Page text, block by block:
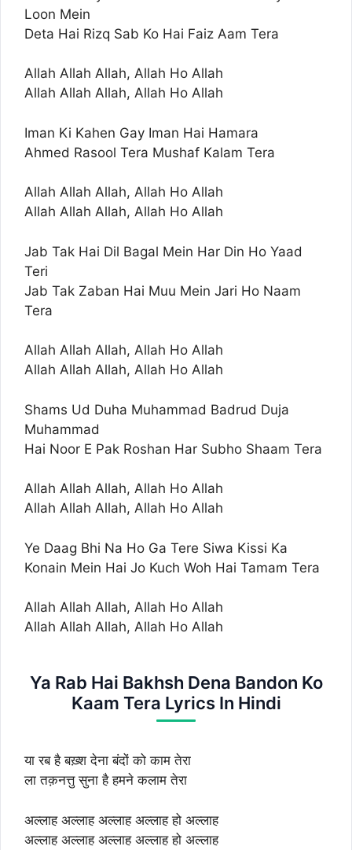
Loon Mein
Deta Hai Rizq Sab Ko Hai Faiz Aam Tera
Allah Allah Allah, Allah Ho Allah
Allah Allah Allah, Allah Ho Allah
Iman Ki Kahen Gay Iman Hai Hamara
Ahmed Rasool Tera Mushaf Kalam Tera
Allah Allah Allah, Allah Ho Allah
Allah Allah Allah, Allah Ho Allah
Jab Tak Hai Dil Bagal Mein Har Din Ho Yaad
Teri
Jab Tak Zaban Hai Muu Mein Jari Ho Naam
Tera
Allah Allah Allah, Allah Ho Allah
Allah Allah Allah, Allah Ho Allah
Shams Ud Duha Muhammad Badrud Duja
Muhammad
Hai Noor E Pak Roshan Har Subho Shaam Tera
Allah Allah Allah, Allah Ho Allah
Allah Allah Allah, Allah Ho Allah
Ye Daag Bhi Na Ho Ga Tere Siwa Kissi Ka
Konain Mein Hai Jo Kuch Woh Hai Tamam Tera
Allah Allah Allah, Allah Ho Allah
Allah Allah Allah, Allah Ho Allah
Ya Rab Hai Bakhsh Dena Bandon Ko
Kaam Tera Lyrics In Hindi
या रब है बख़्श देना बंदों को काम तेरा
ला तक़नत्तु सुना है हमने कलाम तेरा
अल्लाह अल्लाह अल्लाह अल्लाह हो अल्लाह
अल्लाह अल्लाह अल्लाह अल्लाह हो अल्लाह